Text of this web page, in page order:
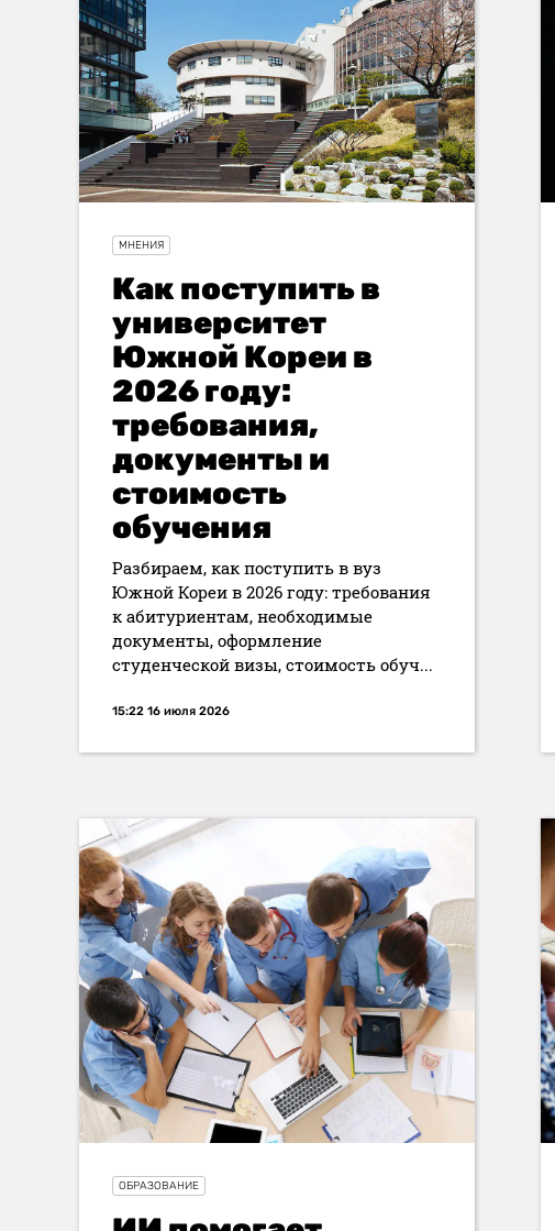
МНЕНИЯ
Как поступить в
университет
Южной Кореи в
2026 году:
требования,
документы и
стоимость
обучения
Разбираем, как поступить в вуз
Южной Кореи в 2026 году: требования
к абитуриентам, необходимые
документы, оформление
студенческой визы, стоимость обуч...
15:22 16 июля 2026
ОБРАЗОВАНИЕ